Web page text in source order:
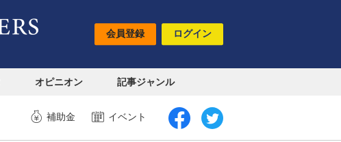
会員登録 ログイン
オピニオン 記事ジャンル
補助金 イベント